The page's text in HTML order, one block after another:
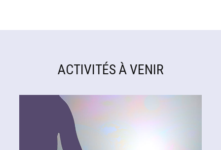
ACTIVITÉS À VENIR